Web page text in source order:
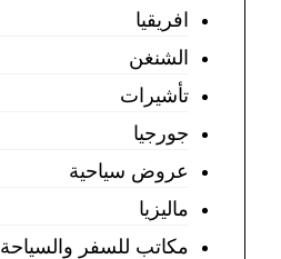
افريقيا
الشنغن
تأشيرات
جورجيا
عروض سياحية
ماليزيا
مكاتب للسفر والسياحة